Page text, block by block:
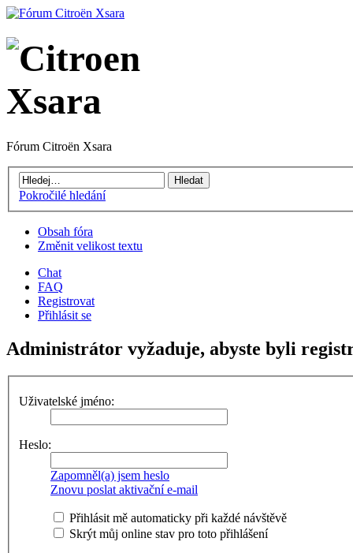
Fórum Citroën Xsara
Pokročilé hledání
Obsah fóra
Změnit velikost textu
Chat
FAQ
Registrovat
Přihlásit se
Administrátor vyžaduje, abyste byli
Uživatelské jméno:
Heslo:
Zapomněl(a) jsem heslo
Znovu poslat aktivační e-mail
Přihlásit mě automaticky při každé návštěvě
Skrýt můj online stav pro toto přihlášení